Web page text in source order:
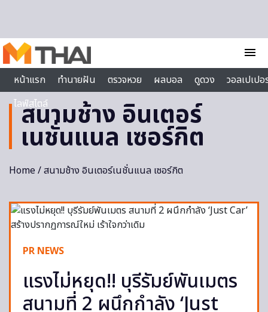
menu
หน้าแรก
ทำนายฝัน ตรวจหวย ผลบอล ดูดวง
วอลเปเป
ไลฟ์สไตล์
สนามช้าง อินเตอร์
เนชั่นแนล เซอร์กิต
Home/ สนามช้าง อินเตอร์เนชั่นแนล เซอร์กิต
PR NEWS
แรงไม่หยุด!! บุรีรัมย์พันเมตร
สนามที่ 2 ผนึกกำลัง ‘Just